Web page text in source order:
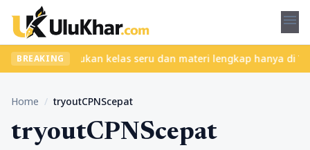
menu
BREAKING
ribet? Temukan kelas seru dan materi lengkap hanya di
Home / tryoutCPNScepat
tryoutCPNScepat